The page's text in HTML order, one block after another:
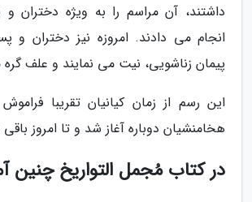
داشتند، آن مراسم را به ویژه دختران
انجام می دادند. امروزه نیز دختران و
پیمان زناشویی، نیت می نمایند و علف گره
این رسم از زمان کیانیان تقریبا
هخامنشیان دوباره آغاز شد و تا امروز
در کتاب مُجمل التواریخ چنین